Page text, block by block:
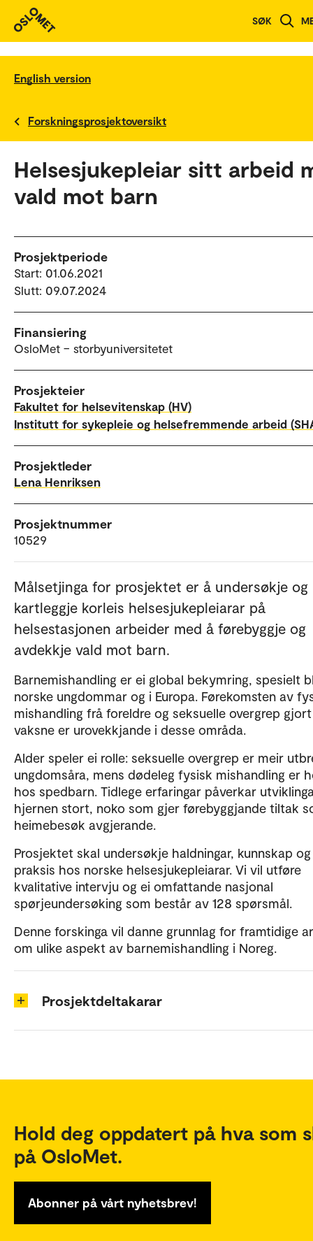
SØK
English version
Forskningsprosjektoversikt
Helsesjukepleiar sitt arbeid
vald mot barn
Prosjektperiode
Start: 01.06.2021
Slutt: 09.07.2024
Finansiering
OsloMet – storbyuniversitetet
Prosjekteier
Fakultet for helsevitenskap (HV)
Institutt for sykepleie og helsefremmende arbeid
Prosjektleder
Lena Henriksen
Prosjektnummer
10529
Målsetjinga for prosjektet er å undersøkje og
kartleggje korleis helsesjukepleiarar på
helsestasjonen arbeider med å førebyggje og
avdekkje vald mot barn.
Barnemishandling er ei global bekymring, spesielt
norske ungdommar og i Europa. Førekomsten av
mishandling frå foreldre og seksuelle overgrep
vaksne er urovekkjande i desse områda.
Alder speler ei rolle: seksuelle overgrep er meir
ungdomsåra, mens dødeleg fysisk mishandling er
hos spedbarn. Tidlege erfaringar påverkar
hjernen stort, noko som gjer førebyggjande tiltak
heimebesøk avgjerande.
Prosjektet skal undersøkje haldningar, kunnskap og
praksis hos norske helsesjukepleiarar. Vi vil utføre
kvalitative intervju og ei omfattande nasjonal
spørjeundersøking som består av 128 spørsmål.
Denne forskinga vil danne grunnlag for framtidige
om ulike aspekt av barnemishandling i Noreg.
Prosjektdeltakarar
Hold deg oppdatert på hva som
på OsloMet.
Abonner på vårt nyhetsbrev!